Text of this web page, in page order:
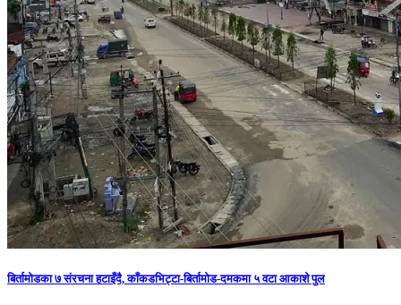
बिर्तामोडका ७ संरचना हटाइँदै, काँकडभिट्टा-बिर्तामोड-दमकमा ५ वटा आकाशे पुल